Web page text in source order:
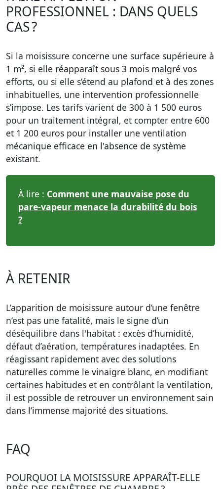
PROFESSIONNEL : DANS QUELS
CAS ?
Si la moisissure concerne une surface supérieure à
1 m², si elle réapparaît sous 3 mois malgré vos
efforts, ou si elle s’étend au plafond et à des zones
inhabituelles, une intervention professionnelle
s’impose. Les tarifs varient de 300 à 1 500 euros
pour un traitement intégral, et compter entre 600
et 1 200 euros pour installer une ventilation
mécanique efficace en l'absence de système
existant.
À lire : Comment une mauvaise pose du
pare-vapeur menace la durabilité du bois
?
À RETENIR
L’apparition de moisissure autour d’une fenêtre
n’est pas une fatalité, mais le signe d’un
déséquilibre dans l'habitat : excès d’humidité,
défaut d’aération, températures inadaptées. En
réagissant rapidement avec des solutions
naturelles comme le vinaigre blanc, en modifiant
certaines habitudes et en contrôlant la ventilation,
il est possible de retrouver un environnement sain
dans l’immense majorité des situations.
FAQ
POURQUOI LA MOISISSURE APPARAÎT-ELLE